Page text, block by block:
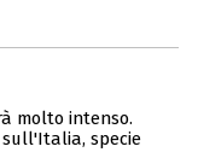
molto intenso.
specie